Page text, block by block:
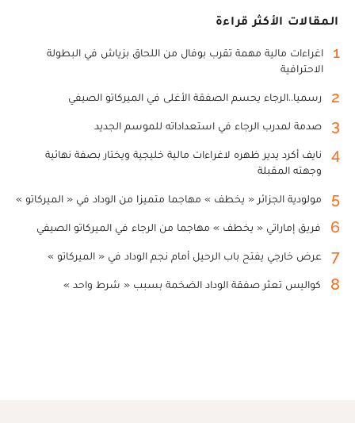
المقالات الأكثر قراءة
1
اغراءات مالية مهمة تقرب بوفال من اللحاق بزياش في البطولة
الاحترافية
2 رسميا..الرجاء يحسم الصفقة الأغلى في الميركاتو الصيفي
3 صدمة لمدرب الرجاء في استعداداته للموسم الجديد
4
نايف أكرد يدير ظهره لاغراءات مالية خليجية ويختار بصفة نهائية
وجهته المقبلة
5 مولودية الجزائر « يخطف » مهاجما متميزا من الوداد في « الميركاتو »
6 فريق إماراتي « يخطف » مهاجما من الرجاء في الميركاتو الصيفي
7 عرض خارجي يفتح باب الرحيل أمام نجم الوداد في « الميركاتو »
8 كواليس تعثر صفقة الوداد الضخمة بسبب « شرط واحد »